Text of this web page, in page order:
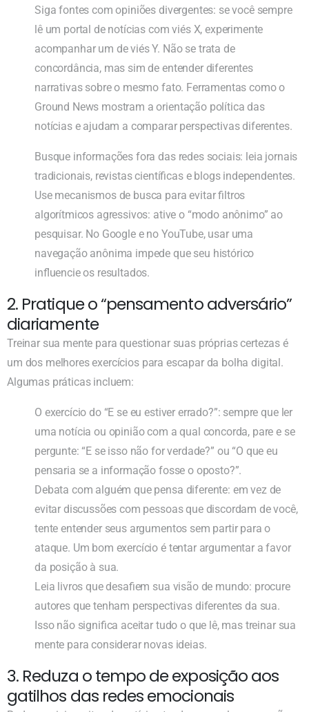
Siga fontes com opiniões divergentes: se você sempre
lê um portal de notícias com viés X, experimente
acompanhar um de viés Y. Não se trata de
concordância, mas sim de entender diferentes
narrativas sobre o mesmo fato. Ferramentas como o
Ground News mostram a orientação política das
notícias e ajudam a comparar perspectivas diferentes.
Busque informações fora das redes sociais: leia jornais
tradicionais, revistas científicas e blogs independentes.
Use mecanismos de busca para evitar filtros
algorítmicos agressivos: ative o “modo anônimo” ao
pesquisar. No Google e no YouTube, usar uma
navegação anônima impede que seu histórico
influencie os resultados.
2. Pratique o “pensamento adversário”
diariamente
Treinar sua mente para questionar suas próprias certezas é
um dos melhores exercícios para escapar da bolha digital.
Algumas práticas incluem:
O exercício do “E se eu estiver errado?”: sempre que ler
uma notícia ou opinião com a qual concorda, pare e se
pergunte: “E se isso não for verdade?” ou “O que eu
pensaria se a informação fosse o oposto?”.
Debata com alguém que pensa diferente: em vez de
evitar discussões com pessoas que discordam de você,
tente entender seus argumentos sem partir para o
ataque. Um bom exercício é tentar argumentar a favor
da posição à sua.
Leia livros que desafiem sua visão de mundo: procure
autores que tenham perspectivas diferentes da sua.
Isso não significa aceitar tudo o que lê, mas treinar sua
mente para considerar novas ideias.
3. Reduza o tempo de exposição aos
gatilhos das redes emocionais